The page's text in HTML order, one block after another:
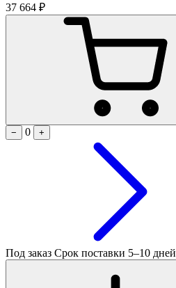
37 664 ₽
−
0 +
Под заказ Срок поставки 5–10 дней